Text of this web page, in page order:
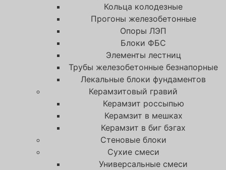
Кольца колодезные
Прогоны железобетонные
Опоры ЛЭП
Блоки ФБС
Элементы лестниц
Трубы железобетонные безнапорные
Лекальные блоки фундаментов
Керамзитовый гравий
Керамзит россыпью
Керамзит в мешках
Керамзит в биг бэгах
Cтеновые блоки
Сухие смеси
Универсальные смеси